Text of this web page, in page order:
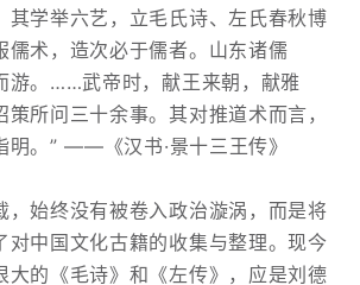
其学举六艺，立毛氏诗、左氏春秋博
儒术，造次必于儒者。山东诸儒
游。……武帝时，献王来朝，献雅
所问三十余事。其对推道术而言，
明。” ——《汉书·景十三王传》
，始终没有被卷入政治漩涡，而是将
对中国文化古籍的收集与整理。现今
大的《毛诗》和《左传》，应是刘德